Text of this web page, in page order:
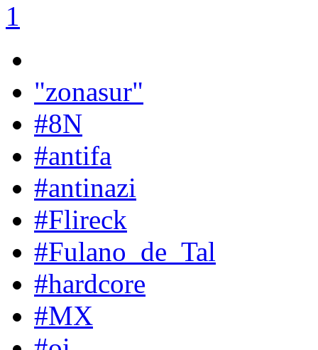
1
"zonasur"
#8N
#antifa
#antinazi
#Flireck
#Fulano_de_Tal
#hardcore
#MX